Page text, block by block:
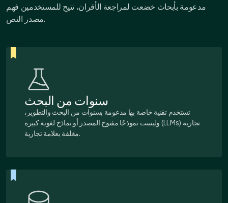
مدعومة بأبحاث خضعت لمراجعة الأقران، تتيح للمستخدمين فهم
مصدر النص.
سنوات من البحث
تستخدم تقنية خاصة بها مدعومة بسنوات من البحث والتطوير،
وليست نموذجًا مفتوح المصدر أو نماذج لغوية كبيرة (LLMs) تجارية
مغلفة بعلامة تجارية.